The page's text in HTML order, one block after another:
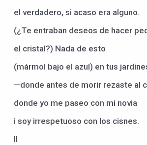
el verdadero, si acaso era alguno.
(¿Te entraban deseos de hacer
el cristal?) Nada de esto
(mármol bajo el azul) en tus
—donde antes de morir rezaste al
donde yo me paseo con mi novia
i soy irrespetuoso con los cisnes.
II